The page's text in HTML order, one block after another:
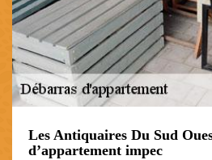
Les Antiquaires Du Sud
d’appartement impec